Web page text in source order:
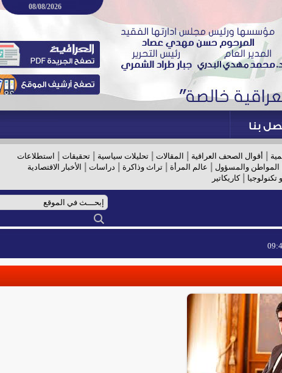
08/08/2026
أقوال الصحف العراقية المقالات تحليلات سياسية تحقيقات
استطلاعات
المواطن والمسؤول عالم المرأة |تراث وذاكرة دراسات
الأخبار الاقتصادية
تكنولوجيا |كاريكاتير